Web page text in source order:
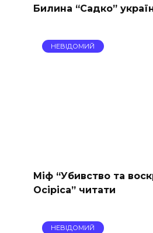
Билина “Садко”
НЕВІДОМИЙ
Міф “Убивство та
Осіріса” читати
НЕВІДОМИЙ